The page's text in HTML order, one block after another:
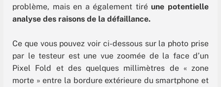
problème, mais en a également tiré une potentielle
analyse des raisons de la défaillance.
Ce que vous pouvez voir ci-dessous sur la photo prise
par le testeur est une vue zoomée de la face d’un
Pixel Fold et des quelques millimètres de « zone
morte » entre la bordure extérieure du smartphone et